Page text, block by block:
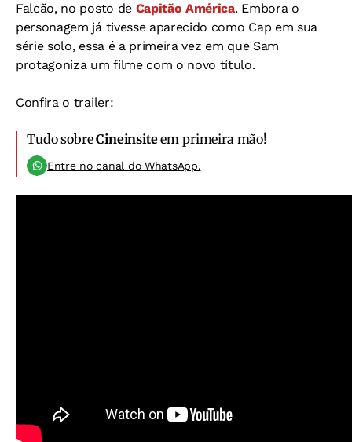
Falcão, no posto de Capitão América. Embora o
personagem já tivesse aparecido como Cap em sua
série solo, essa é a primeira vez em que Sam
protagoniza um filme com o novo título.
Confira o trailer:
Tudo sobreCineinsiteem primeira mão!
Entre no canal do WhatsApp.